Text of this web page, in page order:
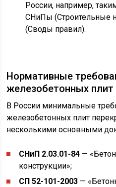
России, например,
СНиПы (Строительные
(Своды правил).
Нормативные
железобетонных плит
В России минимальные
железобетонных плит
несколькими основными
СНиП 2.03.01-84 —
конструкции»;
СП 52-101-2003 —